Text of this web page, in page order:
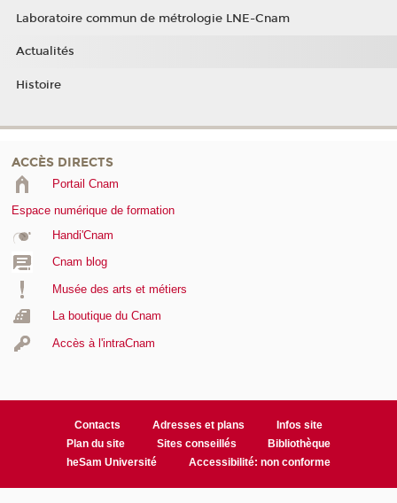
Laboratoire commun de métrologie LNE-Cnam
Actualités
Histoire
ACCÈS DIRECTS
Portail Cnam
Espace numérique de formation
Handi'Cnam
Cnam blog
Musée des arts et métiers
La boutique du Cnam
Accès à l'intraCnam
Contacts Adresses et plans
Infos site
Plan du site
Sites conseillés
Bibliothèque
heSam Université
Accessibilité: non conforme